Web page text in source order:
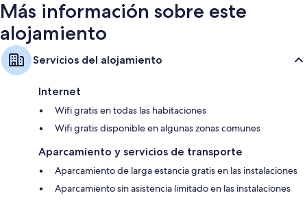
Más información sobre este
alojamiento
Servicios del alojamiento
Internet
Wifi gratis en todas las habitaciones
Wifi gratis disponible en algunas zonas comunes
Aparcamiento y servicios de transporte
Aparcamiento de larga estancia gratis en las instalaciones
Aparcamiento sin asistencia limitado en las instalaciones